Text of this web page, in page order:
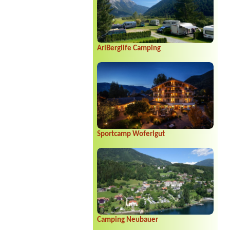
ArlBerglife Camping
Sportcamp Woferlgut
Camping Neubauer